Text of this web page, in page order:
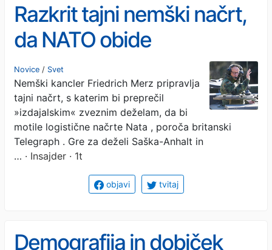
Razkrit tajni nemški načrt,
da NATO obide
»izdajalski« državi
Novice / Svet
Nemški kancler Friedrich Merz pripravlja
tajni načrt, s katerim bi preprečil
»izdajalskim« zveznim deželam, da bi
motile logistične načrte Nata , poroča britanski
Telegraph . Gre za deželi Saška-Anhalt in
… · Insajder · 1t
objavi tvitaj
Demografija in dobiček